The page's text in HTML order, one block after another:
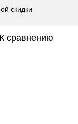
скидки
К сравнению